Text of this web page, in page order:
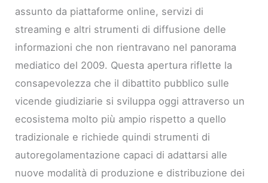
assunto da piattaforme online, servizi di
streaming e altri strumenti di diffusione delle
informazioni che non rientravano nel panorama
mediatico del 2009. Questa apertura riflette la
consapevolezza che il dibattito pubblico sulle
vicende giudiziarie si sviluppa oggi attraverso un
ecosistema molto più ampio rispetto a quello
tradizionale e richiede quindi strumenti di
autoregolamentazione capaci di adattarsi alle
nuove modalità di produzione e distribuzione dei